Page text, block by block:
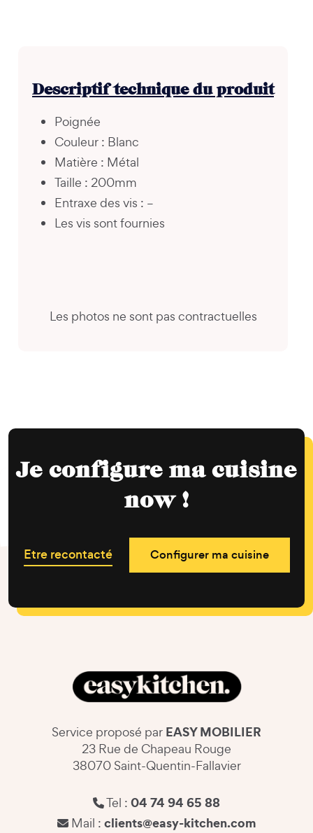
Descriptif technique du produit
Poignée
Couleur : Blanc
Matière : Métal
Taille : 200mm
Entraxe des vis : –
Les vis sont fournies
Les photos ne sont pas contractuelles
Je configure ma cuisine
now !
Etre recontacté Configurer ma cuisine
Service proposé par EASY MOBILIER
23 Rue de Chapeau Rouge
38070 Saint-Quentin-Fallavier
Tel : 04 74 94 65 88
Mail : clients@easy-kitchen.com